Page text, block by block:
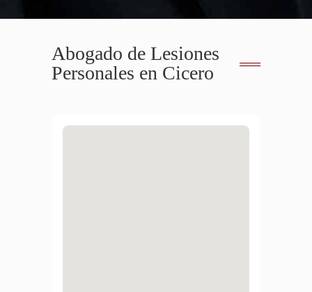
Abogado de Lesiones
Personales en Cicero